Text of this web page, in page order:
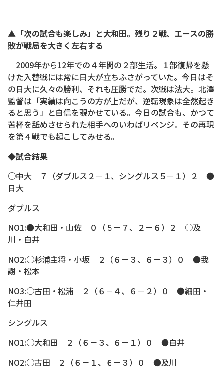
▲「次の試合も楽しみ」と大和田。残り２戦、エースの勝
敗が戦局を大きく左右する
2009年から12年での４年間の２部生活。１部復帰を懸
けた入替戦には常に日大が立ちふさがっていた。今日はそ
の日大に久々の勝利、それも圧勝でだ。次戦は法大。北澤
監督は「実績は向こうの方が上だが、逆転現象は全然起き
ると思う」と自信を覗かせている。今日の試合も、かつて
苦杯を舐めさせられた相手へのいわばリベンジ。その再現
を第４戦でも起こしてみせる。
◆試合結果
○中大 ７（ダブルス２－１、シングルス５－１）２ ●
日大
ダブルス
NO1:●大和田・山佐 ０（５－７、２－６）２ ○及
川・白井
NO2:○杉浦主将・小坂 ２（６－３、６－３）０ ●我
謝・松本
NO3:○古田・松浦 ２（６－４、６－２）０ ●細田・
仁井田
シングルス
NO1:○大和田 ２（６－３、６－１）０ ●白井
NO2:○古田 ２（６－１、６－３）０ ●及川